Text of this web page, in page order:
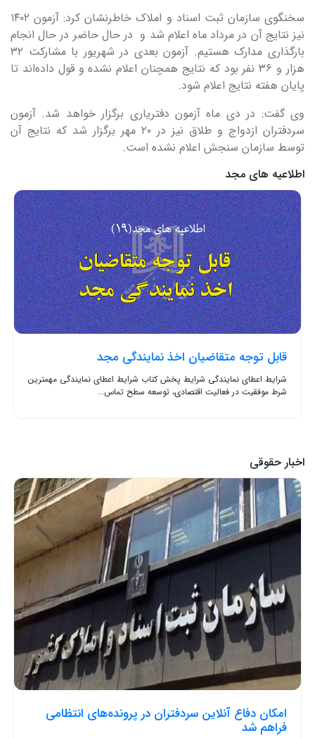
سخنگوی سازمان ثبت اسناد و املاک خاطرنشان کرد: آزمون ١۴٠٢
نیز نتایج آن در مرداد ماه اعلام شد و در حال حاضر در حال انجام
بارگذاری مدارک هستیم. آزمون بعدی در شهریور با مشارکت ٣٢
هزار و ٣۶ نفر بود که نتایج همچنان اعلام نشده و قول داده‌اند تا
پایان هفته نتایج اعلام شود.
وی گفت: در دی ماه آزمون دفتریاری برگزار خواهد شد. آزمون
سردفتران ازدواج و طلاق نیز در ٢٠ مهر برگزار شد که نتایج آن
توسط سازمان سنجش اعلام نشده است.
اطلاعیه های مجد
قابل توجه متقاضیان اخذ نمایندگی مجد
شرایط اعطای نمایندگی شرایط پخش کتاب شرایط اعطای نمایندگی مهمترین
شرط موفقیت در فعالیت اقتصادی، توسعه سطح تماس...
اخبار حقوقی
امکان دفاع آنلاین سردفتران در پرونده‌های انتظامی
فراهم شد